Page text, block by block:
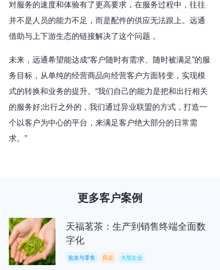
对服务的速度和体验有了更高要求，在服务过程中，往往
并不是人员的能力不足，而是配件的供应无法跟上。远通
借助与上下游生态的链接解决了这个问题，
未来，远通希望能达成“客户随时有需求、随时被满足”的服
务目标，从单纯的经营商品向经营客户方面转变，实现模
式的转换和业务的提升。“我们自己的能力是把和出行相关
的服务好;出行之外的，我们通过异业联盟的方式，打造一
个以客户为中心的平台，来满足客户绝大部分的日常需
求。”
更多客户案例
天福茗茶：生产到销售终端全面数
字化
批发与零售 民企 大型企业